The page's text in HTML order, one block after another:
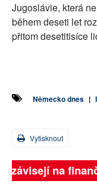
Jugoslávie, která
během deseti let
přitom desetitisíce
Německo dnes |
Vytisknout
na